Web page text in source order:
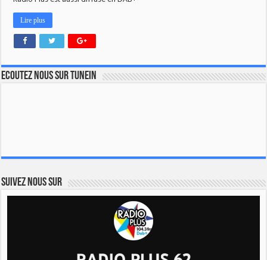
Lire plus
Ecoutez nous sur TuneIn
Suivez nous sur